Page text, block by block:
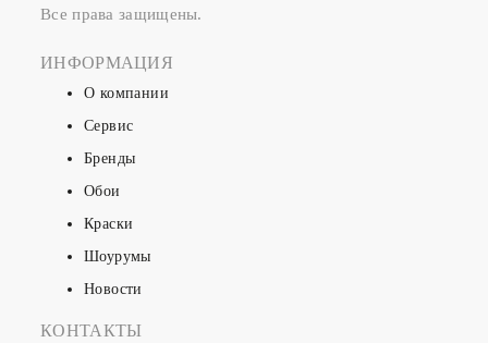
Все права защищены.
ИНФОРМАЦИЯ
О компании
Сервис
Бренды
Обои
Краски
Шоурумы
Новости
КОНТАКТЫ